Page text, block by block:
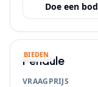
Doe een bod
BIEDEN
Pendule
VRAAGPRIJS